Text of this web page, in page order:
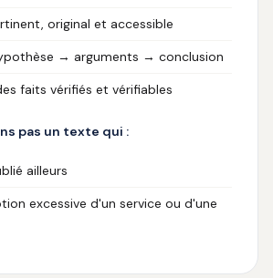
original et accessible
→ arguments → conclusion
faits vérifiés et vérifiables
pas un texte qui :
ailleurs
excessive d'un service ou d'une